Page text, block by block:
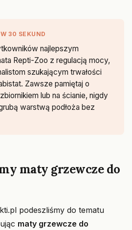
30 SEKUND
najlepszym
Repti-Zoo z regulacją mocy,
szukającym trwałości
Zawsze pamiętaj o
lub na ścianie, nigdy
warstwą podłoża bez
maty grzewcze do
podeszliśmy do tematu
maty grzewcze do